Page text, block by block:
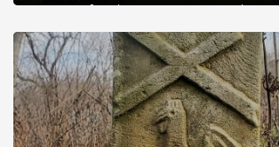
радянський період у ньому спочатку
століття тут розмістили туберкульозну
палацу виїхала лікарня – ми точно не […]